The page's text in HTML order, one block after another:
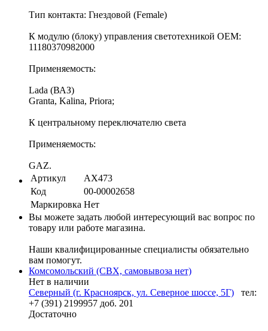
Тип контакта: Гнездовой (Female)
К модулю (блоку) управления светотехникой OEM:
11180370982000
Применяемость:
Lada (ВАЗ)
Granta, Kalina, Priora;
К центральному переключателю света
Применяемость:
GAZ.
Артикул
AX473
Код
00-00002658
Маркировка Нет
Вы можете задать любой интересующий вас вопрос по
товару или работе магазина.
Наши квалифицированные специалисты обязательно
вам помогут.
Комсомольский (СВХ, самовывоза нет)
Нет в наличии
Северный (г. Красноярск, ул. Северное шоссе, 5Г)
тел:
+7 (391) 2199957 доб. 201
Достаточно